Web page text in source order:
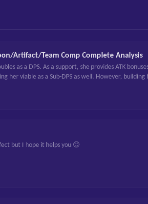
Artifact/Team Comp Complete Analysis
as a DPS. As a support, she provides ATK
her viable as a Sub-DPS as well. However,
when you have the resources to. Constellations
but I hope it helps you 😊